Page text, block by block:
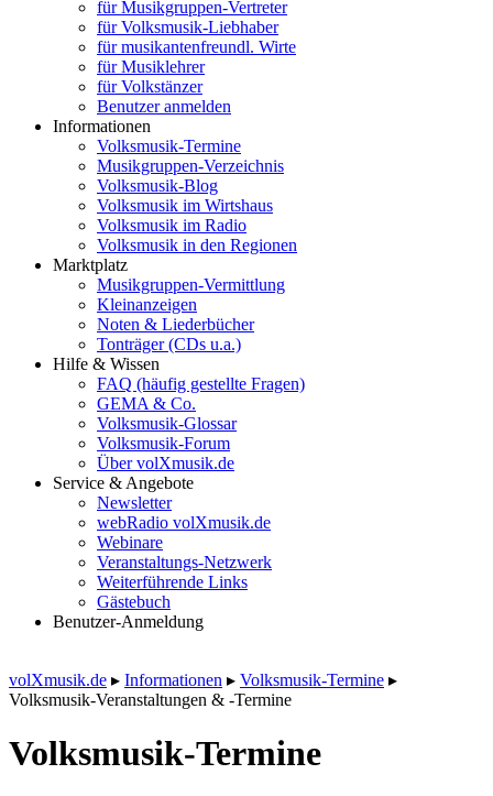
für Musikgruppen-Vertreter
für Volksmusik-Liebhaber
für musikantenfreundl. Wirte
für Musiklehrer
für Volkstänzer
Benutzer anmelden
Informationen
Volksmusik-Termine
Musikgruppen-Verzeichnis
Volksmusik-Blog
Volksmusik im Wirtshaus
Volksmusik im Radio
Volksmusik in den Regionen
Marktplatz
Musikgruppen-Vermittlung
Kleinanzeigen
Noten & Liederbücher
Tonträger (CDs u.a.)
Hilfe & Wissen
FAQ (häufig gestellte Fragen)
GEMA & Co.
Volksmusik-Glossar
Volksmusik-Forum
Über volXmusik.de
Service & Angebote
Newsletter
webRadio volXmusik.de
Webinare
Veranstaltungs-Netzwerk
Weiterführende Links
Gästebuch
Benutzer-Anmeldung
volXmusik.de ▸ Informationen ▸ Volksmusik-Termine ▸
Volksmusik-Veranstaltungen & -Termine
Volksmusik-Termine